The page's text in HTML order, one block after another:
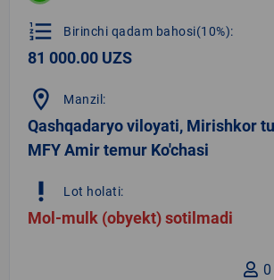
format_list_numbered Birinchi qadam bahosi(10%):
81 000.00 UZS
location_on Manzil:
Qashqadaryo viloyati, Mirishkor
MFY Amir temur Ko'chasi
priority_high Lot holati:
Mol-mulk (obyekt) sotilmadi
0